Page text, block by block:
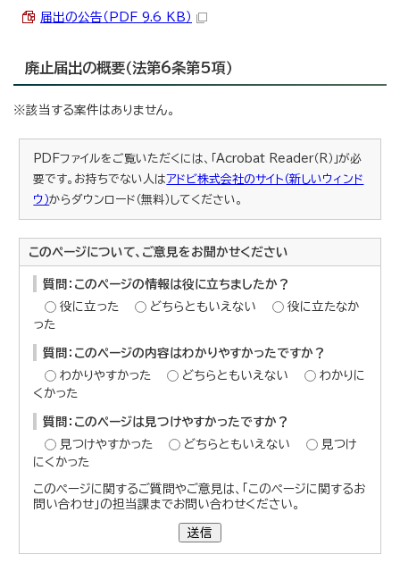
届出の公告（PDF 9.6 KB）
廃止届出の概要（法第6条第5項）
※該当する案件はありません。
PDFファイルをご覧いただくには、「Acrobat Reader（R）」が必
要です。お持ちでない人はアドビ株式会社のサイト（新しいウィンド
ウ）からダウンロード（無料）してください。
このページについて、ご意見をお聞かせください
質問：このページの情報は役に立ちましたか？
役に立った
どちらともいえない
役に立たなか
った
質問：このページの内容はわかりやすかったですか？
わかりやすかった
どちらともいえない
わかりに
くかった
質問：このページは見つけやすかったですか？
見つけやすかった
どちらともいえない
見つけ
にくかった
このページに関するご質問やご意見は、「このページに関するお
問い合わせ」の担当課までお問い合わせください。
送信